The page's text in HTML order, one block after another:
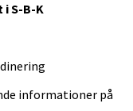
i S-B-K
informationer på